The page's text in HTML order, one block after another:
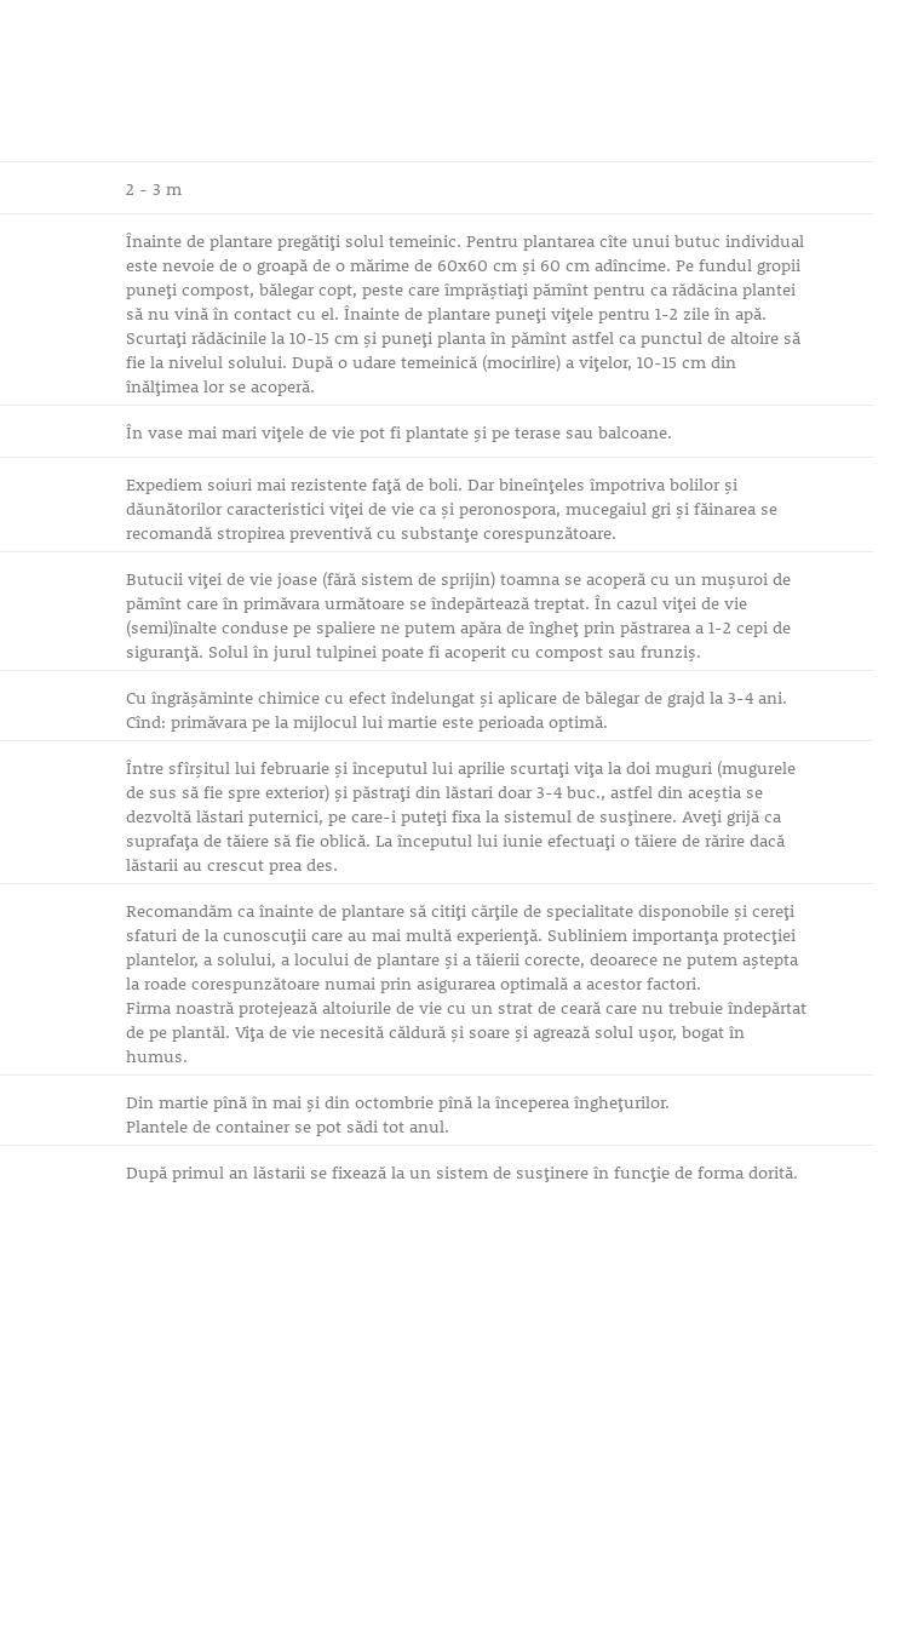
2 - 3 m
Înainte de plantare pregătiţi solul temeinic. Pentru plantarea cîte unui butuc individual
este nevoie de o groapă de o mărime de 60x60 cm şi 60 cm adîncime. Pe fundul gropii
puneţi compost, bălegar copt, peste care împrăştiaţi pămînt pentru ca rădăcina plantei
să nu vină în contact cu el. Înainte de plantare puneţi viţele pentru 1-2 zile în apă.
Scurtaţi rădăcinile la 10-15 cm şi puneţi planta în pămînt astfel ca punctul de altoire să
fie la nivelul solului. După o udare temeinică (mocirlire) a viţelor, 10-15 cm din
înălţimea lor se acoperă.
În vase mai mari viţele de vie pot fi plantate şi pe terase sau balcoane.
Expediem soiuri mai rezistente faţă de boli. Dar bineînţeles împotriva bolilor şi
dăunătorilor caracteristici viţei de vie ca şi peronospora, mucegaiul gri şi făinarea se
recomandă stropirea preventivă cu substanţe corespunzătoare.
Butucii viţei de vie joase (fără sistem de sprijin) toamna se acoperă cu un muşuroi de
pămînt care în primăvara următoare se îndepărtează treptat. În cazul viţei de vie
(semi)înalte conduse pe spaliere ne putem apăra de îngheţ prin păstrarea a 1-2 cepi de
siguranţă. Solul în jurul tulpinei poate fi acoperit cu compost sau frunziş.
Cu îngrăşăminte chimice cu efect îndelungat şi aplicare de bălegar de grajd la 3-4 ani.
Cînd: primăvara pe la mijlocul lui martie este perioada optimă.
Între sfîrşitul lui februarie şi începutul lui aprilie scurtaţi viţa la doi muguri (mugurele
de sus să fie spre exterior) şi păstraţi din lăstari doar 3-4 buc., astfel din aceştia se
dezvoltă lăstari puternici, pe care-i puteţi fixa la sistemul de susţinere. Aveţi grijă ca
suprafaţa de tăiere să fie oblică. La începutul lui iunie efectuaţi o tăiere de rărire dacă
lăstarii au crescut prea des.
Recomandăm ca înainte de plantare să citiţi cărţile de specialitate disponobile şi cereţi
sfaturi de la cunoscuţii care au mai multă experienţă. Subliniem importanţa protecţiei
plantelor, a solului, a locului de plantare şi a tăierii corecte, deoarece ne putem aştepta
la roade corespunzătoare numai prin asigurarea optimală a acestor factori.
Firma noastră protejează altoiurile de vie cu un strat de ceară care nu trebuie îndepărtat
de pe plantăl. Viţa de vie necesită căldură şi soare şi agrează solul uşor, bogat în
humus.
Din martie pînă în mai şi din octombrie pînă la începerea îngheţurilor.
Plantele de container se pot sădi tot anul.
După primul an lăstarii se fixează la un sistem de susţinere în funcţie de forma dorită.